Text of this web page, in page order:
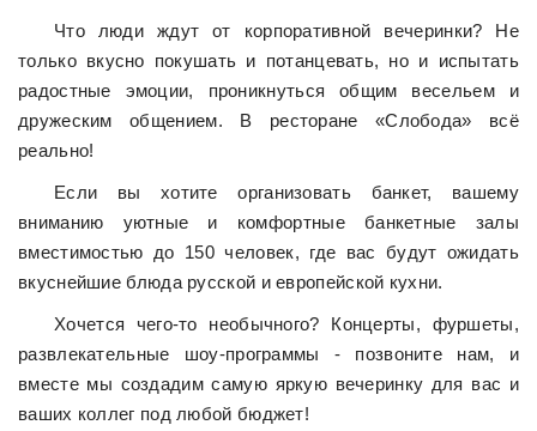
Что люди ждут от корпоративной вечеринки? Не
только вкусно покушать и потанцевать, но и испытать
радостные эмоции, проникнуться общим весельем и
дружеским общением. В ресторане «Слобода» всё
реально!
Если вы хотите организовать банкет, вашему
вниманию уютные и комфортные банкетные залы
вместимостью до 150 человек, где вас будут ожидать
вкуснейшие блюда русской и европейской кухни.
Хочется чего-то необычного? Концерты, фуршеты,
развлекательные шоу-программы - позвоните нам, и
вместе мы создадим самую яркую вечеринку для вас и
ваших коллег под любой бюджет!